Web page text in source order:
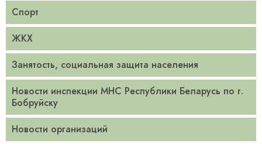
Спорт
ЖКХ
Занятость, социальная защита населения
Новости инспекции МНС Республики Беларусь по г.
Бобруйску
Новости организаций